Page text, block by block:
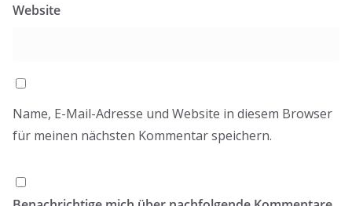
Website
Name, E-Mail-Adresse und Website in diesem Browser
für meinen nächsten Kommentar speichern.